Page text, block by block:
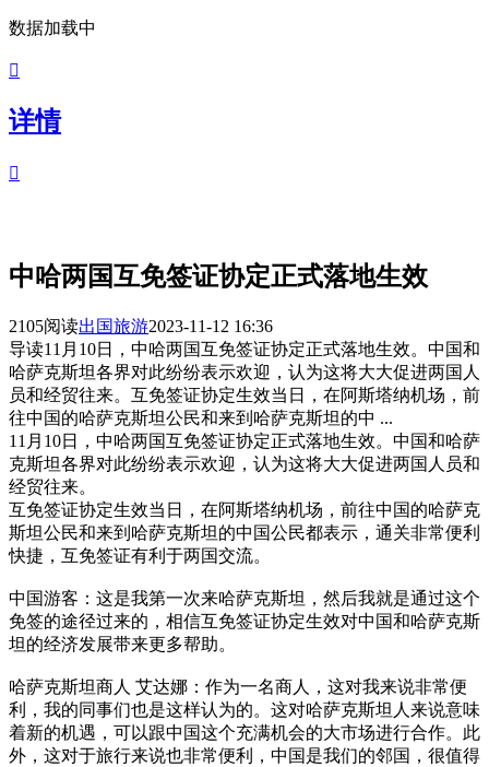
数据加载中

详情

中哈两国互免签证协定正式落地生效
2105阅读出国旅游2023-11-12 16:36
导读11月10日，中哈两国互免签证协定正式落地生效。中国和
哈萨克斯坦各界对此纷纷表示欢迎，认为这将大大促进两国人
员和经贸往来。互免签证协定生效当日，在阿斯塔纳机场，前
往中国的哈萨克斯坦公民和来到哈萨克斯坦的中 ...
11月10日，中哈两国互免签证协定正式落地生效。中国和哈萨
克斯坦各界对此纷纷表示欢迎，认为这将大大促进两国人员和
经贸往来。
互免签证协定生效当日，在阿斯塔纳机场，前往中国的哈萨克
斯坦公民和来到哈萨克斯坦的中国公民都表示，通关非常便利
快捷，互免签证有利于两国交流。
中国游客：这是我第一次来哈萨克斯坦，然后我就是通过这个
免签的途径过来的，相信互免签证协定生效对中国和哈萨克斯
坦的经济发展带来更多帮助。
哈萨克斯坦商人 艾达娜：作为一名商人，这对我来说非常便
利，我的同事们也是这样认为的。这对哈萨克斯坦人来说意味
着新的机遇，可以跟中国这个充满机会的大市场进行合作。此
外，这对于旅行来说也非常便利，中国是我们的邻国，很值得